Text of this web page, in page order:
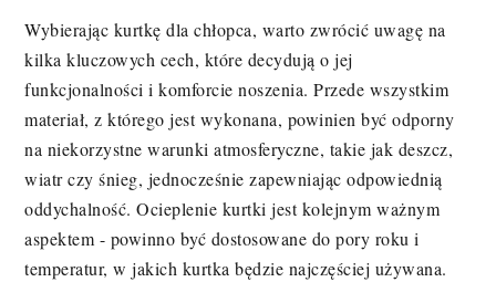
Wybierając kurtkę dla chłopca, warto zwrócić uwagę na
kilka kluczowych cech, które decydują o jej
funkcjonalności i komforcie noszenia. Przede wszystkim
materiał, z którego jest wykonana, powinien być odporny
na niekorzystne warunki atmosferyczne, takie jak deszcz,
wiatr czy śnieg, jednocześnie zapewniając odpowiednią
oddychalność. Ocieplenie kurtki jest kolejnym ważnym
aspektem - powinno być dostosowane do pory roku i
temperatur, w jakich kurtka będzie najczęściej używana.